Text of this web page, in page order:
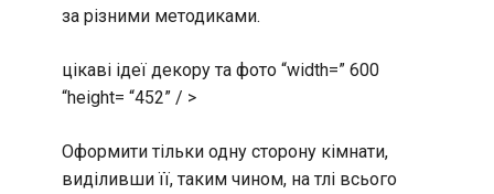
за різними методиками.
цікаві ідеї декору та фото “width=” 600
“height= “452” / >
Оформити тільки одну сторону кімнати,
виділивши її, таким чином, на тлі всього